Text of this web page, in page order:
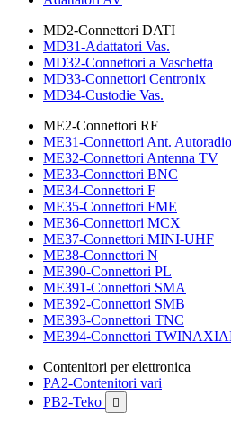
MD2-Connettori DATI
MD31-Adattatori Vas.
MD32-Connettori a Vaschetta
MD33-Connettori Centronix
MD34-Custodie Vas.
ME2-Connettori RF
ME31-Connettori Ant. Autoradio
ME32-Connettori Antenna TV
ME33-Connettori BNC
ME34-Connettori F
ME35-Connettori FME
ME36-Connettori MCX
ME37-Connettori MINI-UHF
ME38-Connettori N
ME390-Connettori PL
ME391-Connettori SMA
ME392-Connettori SMB
ME393-Connettori TNC
ME394-Connettori
Contenitori per elettronica
PA2-Contenitori vari
PB2-Teko
